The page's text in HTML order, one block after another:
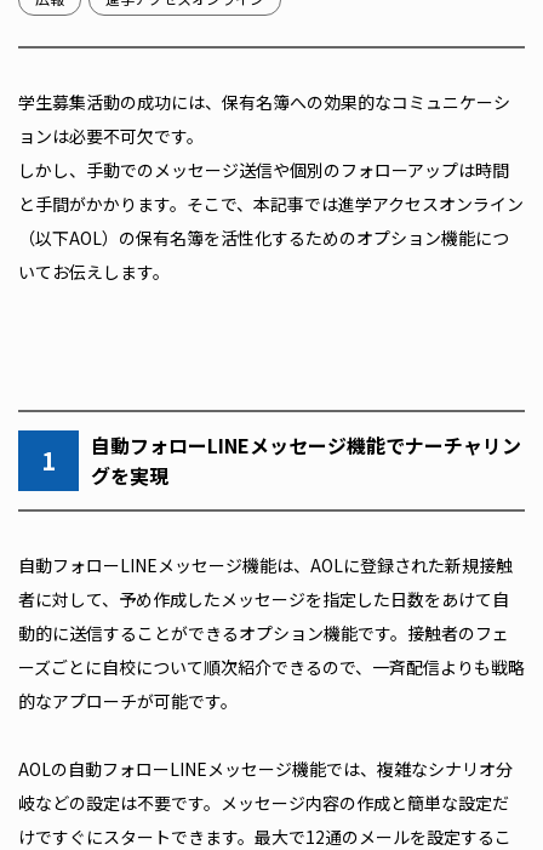
学生募集活動の成功には、保有名簿への効果的なコミュニケーシ
ョンは必要不可欠です。
しかし、手動でのメッセージ送信や個別のフォローアップは時間
と手間がかかります。そこで、本記事では進学アクセスオンライン
（以下AOL）の保有名簿を活性化するためのオプション機能につ
いてお伝えします。
1
自動フォローLINEメッセージ機能でナーチャリン
グを実現
自動フォローLINEメッセージ機能は、AOLに登録された新規接触
者に対して、予め作成したメッセージを指定した日数をあけて自
動的に送信することができるオプション機能です。接触者のフェ
ーズごとに自校について順次紹介できるので、一斉配信よりも戦略
的なアプローチが可能です。
AOLの自動フォローLINEメッセージ機能では、複雑なシナリオ分
岐などの設定は不要です。メッセージ内容の作成と簡単な設定だ
けですぐにスタートできます。最大で12通のメールを設定するこ